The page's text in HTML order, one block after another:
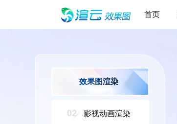
首页
效果图渲染
影视动画渲染